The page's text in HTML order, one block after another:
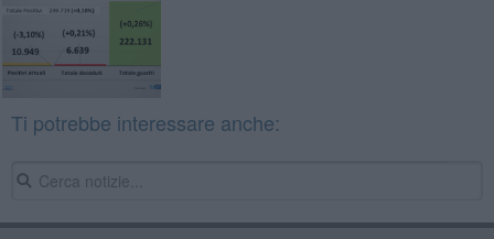
Ti potrebbe interessare anche: